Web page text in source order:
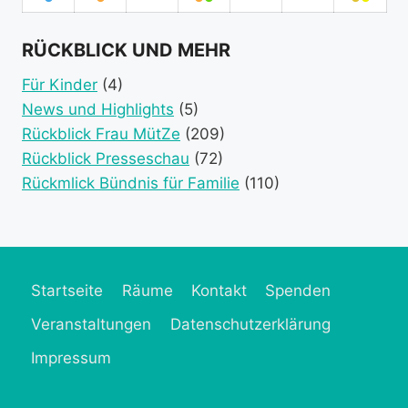
event
event
event
RÜCKBLICK UND MEHR
Für Kinder (4)
News und Highlights (5)
Rückblick Frau MütZe (209)
Rückblick Presseschau (72)
Rückmlick Bündnis für Familie (110)
Startseite Räume Kontakt
Spenden
Veranstaltungen
Datenschutzerklärung
Impressum